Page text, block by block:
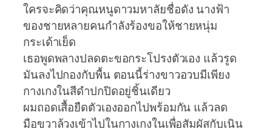
ใครจะคิดว่าคุณหนูดาวมหาลัยชื่อดัง นางฟ้า
ของชายหลายคนกำลังร้องขอให้ชายหนุ่ม
กระเด้าเย็ด
เธอพูดพลางปลดตะขอกระโปรงตัวเอง แล้วรูด
มันลงไปกองกับพื้น ตอนนี้ร่างขาวอวบมีเพียง
กางเกงในสีดำปกปิดอยู่ชิ้นเดียว
ผมถอดเสื้อยืดตัวเองออกไปพร้อมกัน แล้วลด
มือขวาล้วงเข้าไปในกางเกงในเพื่อสัมผัสกับเนิน